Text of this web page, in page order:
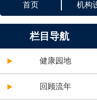
首页 机构
栏目导航
健康园地
回顾流年